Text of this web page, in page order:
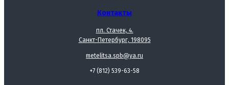
Контакты
пл. Стачек, 4.
Санкт-Петербург, 198095
metelitsa.spb@ya.ru
+7 (812) 539-63-58